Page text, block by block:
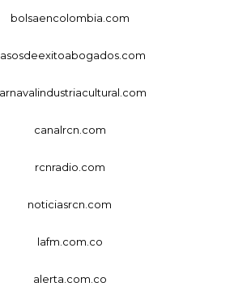
bolsaencolombia.com
canalrcn.com
rcnradio.com
noticiasrcn.com
lafm.com.co
alerta.com.co